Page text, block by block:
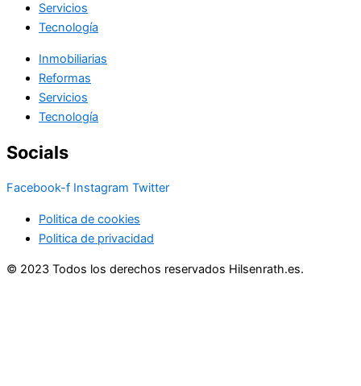
Servicios
Tecnología
Inmobiliarias
Reformas
Servicios
Tecnología
Socials
Facebook-f Instagram Twitter
Politica de cookies
Politica de privacidad
© 2023 Todos los derechos reservados Hilsenrath.es.